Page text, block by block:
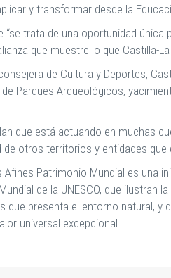
y transformar desde la
“se trata de una oportunidad
que muestre lo que Castilla-
de Cultura y Deportes,
Parques Arqueológicos,
que está actuando en muchas
otros territorios y entidades que
Afines Patrimonio Mundial es
de la UNESCO, que
que presenta el entorno natural,
universal excepcional.